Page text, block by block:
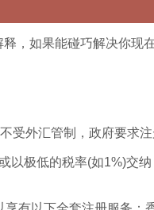
，如果能碰巧解决你现
外汇管制，政府要求
极低的税率(如1%)交